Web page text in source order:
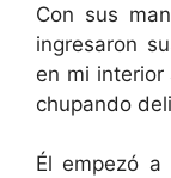
Con sus
ingresaron
en mi
chupando
Él empezó a